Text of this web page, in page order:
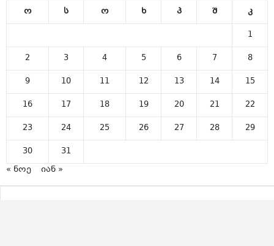
ო ს ო ხ პ შ
კ
1
2
3 4 5 6 7
8
9
10 11 12 13 14
15
16
17 18 19 20 21
22
23
24 25 26 27 28
29
30
31
« ნოე
იან »